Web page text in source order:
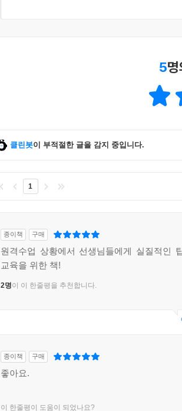
5
클린봇이 부적절한 글을 감지 중입니다.
1
종이책 구매
원격수업 상황에서 선생님들에게 실질적인
교육을 위한 책!
2명이 이 한줄평을 추천합니다.
종이책 구매
좋아요.
이 한줄평이 도움이 되었나요?